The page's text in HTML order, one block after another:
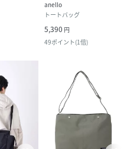
anello
トートバッグ
5,390 円
49ポイント(1倍)